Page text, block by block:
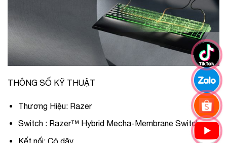
THÔNG SỐ KỸ THUẬT
Thương Hiệu: Razer
Switch : Razer™ Hybrid Mecha-Membrane Switch
Kết nối: Có dây